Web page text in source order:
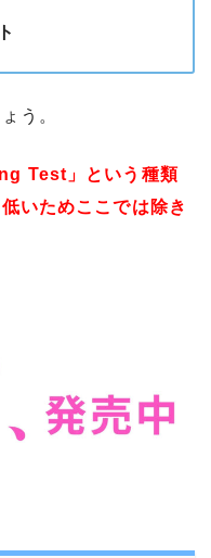
う。
Test」という種類
いためここでは除き